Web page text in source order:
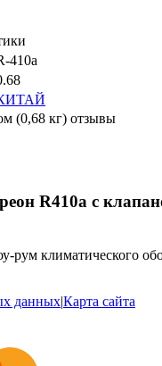
410a
(0,68 кг) отзывы
R410a с
рум климатического
данных|Карта сайта